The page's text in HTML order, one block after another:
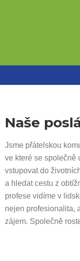
Naše
Jsme přátelskou
ve které se společně
vstupovat do
a hledat cestu z
profese vidíme v
nejen profesionalita,
zájem. Společně